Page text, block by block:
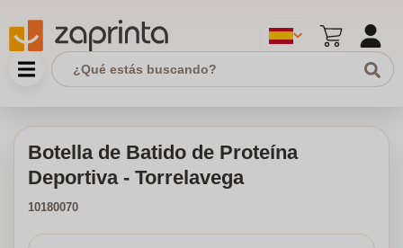
Botella de Batido de Proteína
Deportiva - Torrelavega
10180070